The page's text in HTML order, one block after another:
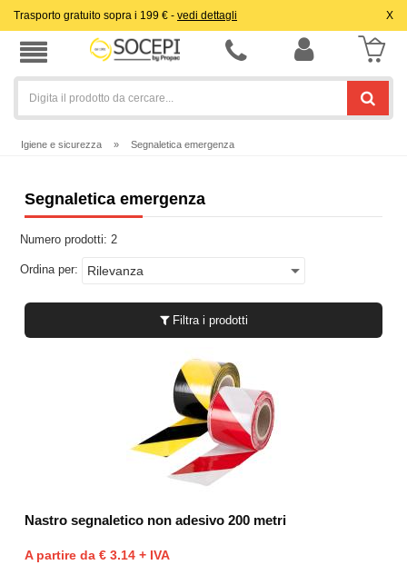
Trasporto gratuito sopra i 199 € - vedi dettagli X
Igiene e sicurezza » Segnaletica emergenza
Segnaletica emergenza
Numero prodotti: 2
Ordina per:
Filtra i prodotti
Nastro segnaletico non adesivo 200 metri
A partire da € 3.14 + IVA